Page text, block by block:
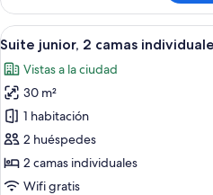
(City
View)
junior,
cama
matrimonio
grande
(City
View)
Abrir
todas
las
fotos
de
Suite
junior,
2
7
Suite junior, 2 camas
Vistas a la ciudad
30 m²
1 habitación
2 huéspedes
2 camas individuales
Wifi gratis